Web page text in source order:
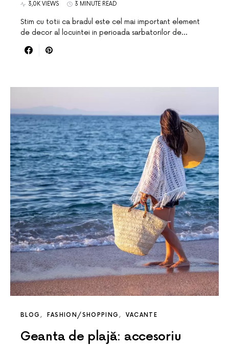
3,0K VIEWS 3 MINUTE READ
Stim cu totii ca bradul este cel mai important element
de decor al locuintei in perioada sarbatorilor de…
BLOG FASHION/SHOPPING VACANTE
Geanta de plajă: accesoriu